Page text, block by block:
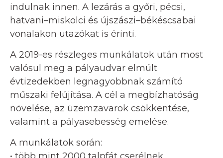
indulnak innen. A lezárás a győri, pécsi,
hatvani–miskolci és újszászi–békéscsabai
vonalakon utazókat is érinti.
A 2019-es részleges munkálatok után most
valósul meg a pályaudvar elmúlt
évtizedekben legnagyobbnak számító
műszaki felújítása. A cél a megbízhatóság
növelése, az üzemzavarok csökkentése,
valamint a pályasebesség emelése.
A munkálatok során: